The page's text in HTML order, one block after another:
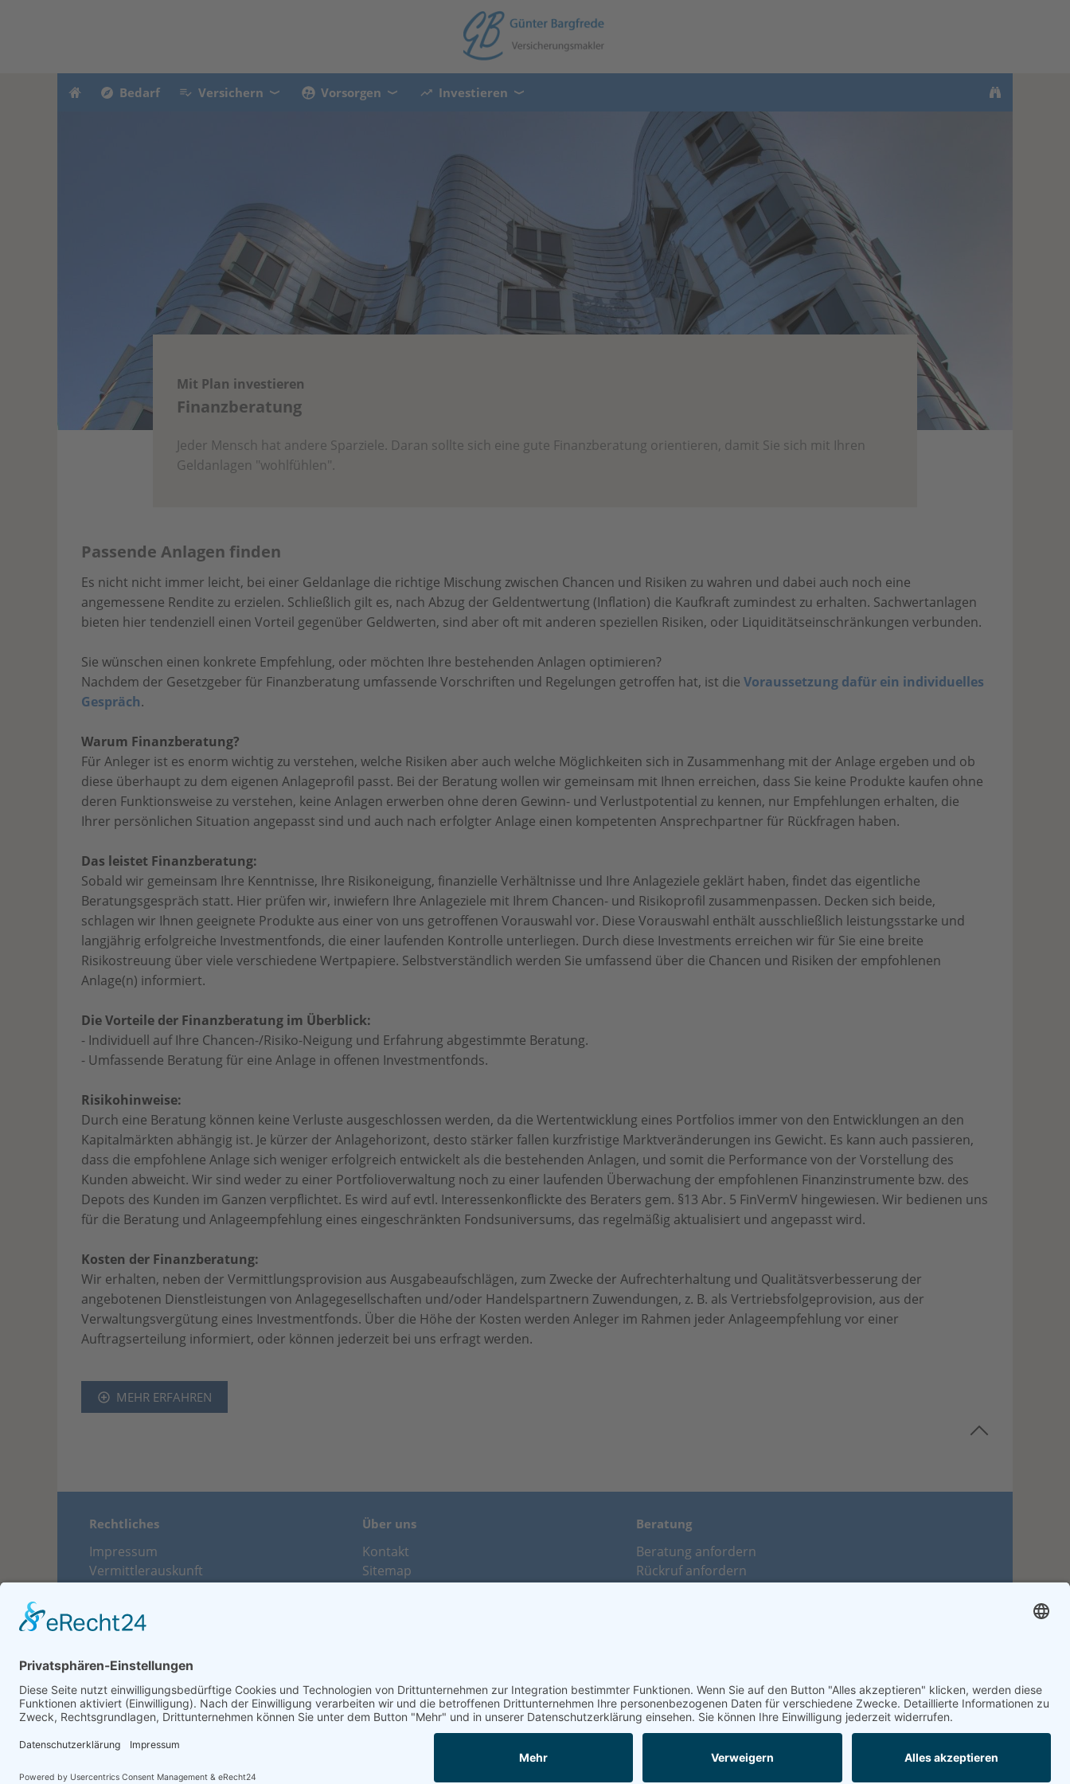
Bedarf Versichern Vorsorgen Investieren
Mit Plan investieren
Finanzberatung
Jeder Mensch hat andere Sparziele. Daran sollte sich eine gute Finanzberatung orientieren, damit Sie sich mit Ihren
Geldanlagen "wohlfühlen".
Passende Anlagen finden
Es nicht nicht immer leicht, bei einer Geldanlage die richtige Mischung zwischen Chancen und Risiken zu wahren und dabei auch noch eine
angemessene Rendite zu erzielen. Schließlich gilt es, nach Abzug der Geldentwertung (Inflation) die Kaufkraft zumindest zu erhalten. Sachwertanlagen
bieten hier tendenziell einen Vorteil gegenüber Geldwerten, sind aber oft mit anderen speziellen Risiken, oder Liquiditätseinschränkungen verbunden.
Sie wünschen einen konkrete Empfehlung, oder möchten Ihre bestehenden Anlagen optimieren?
Nachdem der Gesetzgeber für Finanzberatung umfassende Vorschriften und Regelungen getroffen hat, ist die Voraussetzung dafür ein individuelles
Gespräch.
Warum Finanzberatung?
Für Anleger ist es enorm wichtig zu verstehen, welche Risiken aber auch welche Möglichkeiten sich in Zusammenhang mit der Anlage ergeben und ob
diese überhaupt zu dem eigenen Anlageprofil passt. Bei der Beratung wollen wir gemeinsam mit Ihnen erreichen, dass Sie keine Produkte kaufen ohne
deren Funktionsweise zu verstehen, keine Anlagen erwerben ohne deren Gewinn- und Verlustpotential zu kennen, nur Empfehlungen erhalten, die
Ihrer persönlichen Situation angepasst sind und auch nach erfolgter Anlage einen kompetenten Ansprechpartner für Rückfragen haben.
Das leistet Finanzberatung:
Sobald wir gemeinsam Ihre Kenntnisse, Ihre Risikoneigung, finanzielle Verhältnisse und Ihre Anlageziele geklärt haben, findet das eigentliche
Beratungsgespräch statt. Hier prüfen wir, inwiefern Ihre Anlageziele mit Ihrem Chancen- und Risikoprofil zusammenpassen. Decken sich beide,
schlagen wir Ihnen geeignete Produkte aus einer von uns getroffenen Vorauswahl vor. Diese Vorauswahl enthält ausschließlich leistungsstarke und
langjährig erfolgreiche Investmentfonds, die einer laufenden Kontrolle unterliegen. Durch diese Investments erreichen wir für Sie eine breite
Risikostreuung über viele verschiedene Wertpapiere. Selbstverständlich werden Sie umfassend über die Chancen und Risiken der empfohlenen
Anlage(n) informiert.
Die Vorteile der Finanzberatung im Überblick:
- Individuell auf Ihre Chancen-/Risiko-Neigung und Erfahrung abgestimmte Beratung.
- Umfassende Beratung für eine Anlage in offenen Investmentfonds.
Risikohinweise:
Durch eine Beratung können keine Verluste ausgeschlossen werden, da die Wertentwicklung eines Portfolios immer von den Entwicklungen an den
Kapitalmärkten abhängig ist. Je kürzer der Anlagehorizont, desto stärker fallen kurzfristige Marktveränderungen ins Gewicht. Es kann auch passieren,
dass die empfohlene Anlage sich weniger erfolgreich entwickelt als die bestehenden Anlagen, und somit die Performance von der Vorstellung des
Kunden abweicht. Wir sind weder zu einer Portfolioverwaltung noch zu einer laufenden Überwachung der empfohlenen Finanzinstrumente bzw. des
Depots des Kunden im Ganzen verpflichtet. Es wird auf evtl. Interessenkonflickte des Beraters gem. §13 Abr. 5 FinVermV hingewiesen. Wir bedienen uns
für die Beratung und Anlageempfehlung eines eingeschränkten Fondsuniversums, das regelmäßig aktualisiert und angepasst wird.
Kosten der Finanzberatung:
Wir erhalten, neben der Vermittlungsprovision aus Ausgabeaufschlägen, zum Zwecke der Aufrechterhaltung und Qualitätsverbesserung der
angebotenen Dienstleistungen von Anlagegesellschaften und/oder Handelspartnern Zuwendungen, z. B. als Vertriebsfolgeprovision, aus der
Verwaltungsvergütung eines Investmentfonds. Über die Höhe der Kosten werden Anleger im Rahmen jeder Anlageempfehlung vor einer
Auftragserteilung informiert, oder können jederzeit bei uns erfragt werden.
MEHR ERFAHREN
Rechtliches
Impressum
Vermittlerauskunft
Beschwerdemanagement
Über uns
Kontakt
Sitemap
Beratung
Beratung anfordern
Rückruf anfordern
© Günter Bargfrede 2026
05065 9260